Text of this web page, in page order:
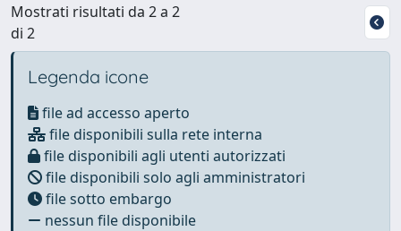
Mostrati risultati da 2 a 2
di 2
Legenda icone
file ad accesso aperto
file disponibili sulla rete interna
file disponibili agli utenti autorizzati
file disponibili solo agli amministratori
file sotto embargo
nessun file disponibile